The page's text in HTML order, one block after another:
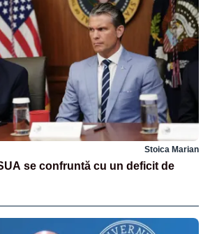
Stoica Marian
se confruntă cu un deficit de